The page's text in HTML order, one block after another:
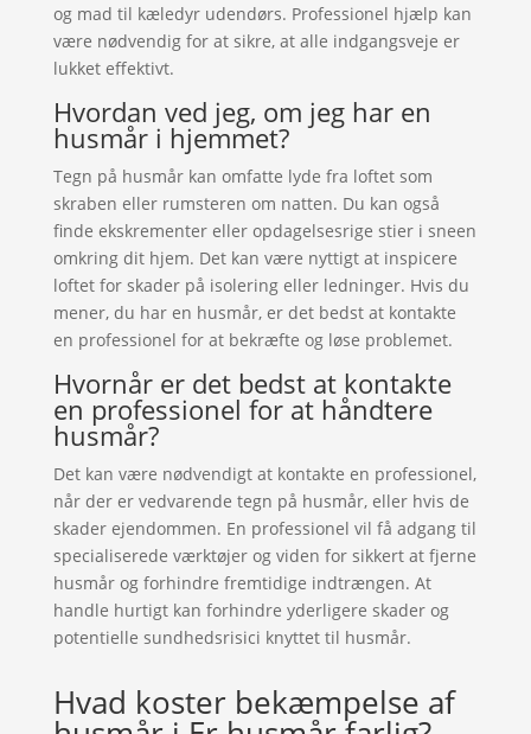
og mad til kæledyr udendørs. Professionel hjælp kan
være nødvendig for at sikre, at alle indgangsveje er
lukket effektivt.
Hvordan ved jeg, om jeg har en
husmår i hjemmet?
Tegn på husmår kan omfatte lyde fra loftet som
skraben eller rumsteren om natten. Du kan også
finde ekskrementer eller opdagelsesrige stier i sneen
omkring dit hjem. Det kan være nyttigt at inspicere
loftet for skader på isolering eller ledninger. Hvis du
mener, du har en husmår, er det bedst at kontakte
en professionel for at bekræfte og løse problemet.
Hvornår er det bedst at kontakte
en professionel for at håndtere
husmår?
Det kan være nødvendigt at kontakte en professionel,
når der er vedvarende tegn på husmår, eller hvis de
skader ejendommen. En professionel vil få adgang til
specialiserede værktøjer og viden for sikkert at fjerne
husmår og forhindre fremtidige indtrængen. At
handle hurtigt kan forhindre yderligere skader og
potentielle sundhedsrisici knyttet til husmår.
Hvad koster bekæmpelse af